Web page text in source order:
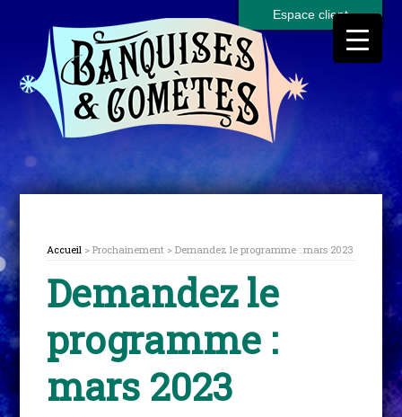
Espace client
Accueil > Prochainement > Demandez le programme : mars 2023
Demandez le
programme :
mars 2023